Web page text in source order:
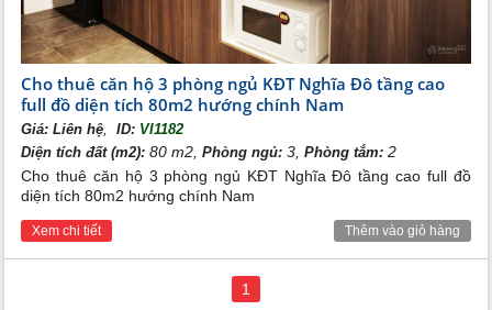
Cho thuê căn hộ 3 phòng ngủ KĐT Nghĩa Đô tầng cao
full đồ diện tích 80m2 hướng chính Nam
Giá:Liên hệ ID: VI1182
Diện tích đất (m2): 80 m2,Phòng ngủ: 3,Phòng tắm: 2
Cho thuê căn hộ 3 phòng ngủ KĐT Nghĩa Đô tầng cao full đồ
diện tích 80m2 hướng chính Nam
Xem chi tiết Thêm vào giỏ hàng
1